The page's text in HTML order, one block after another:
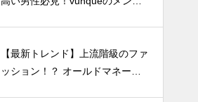
【最新トレンド】上流階級のファ
ッション！？ オールドマネール